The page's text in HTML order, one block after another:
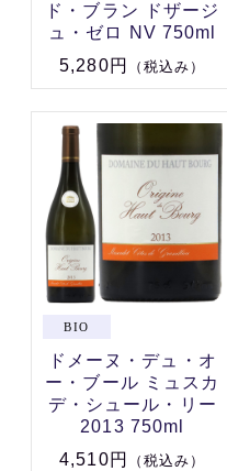
ド・ブラン ドザージ
ュ・ゼロ NV 750ml
5,280円
（税込み）
ドメーヌ・デュ・オ
ー・ブール ミュスカ
デ・シュール・リー
2013 750ml
4,510円
（税込み）